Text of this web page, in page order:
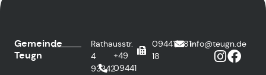
Gemeinde
Teugn
Rathausstr.
4
93342
+49
09441
09441/681-
18
info@teugn.de